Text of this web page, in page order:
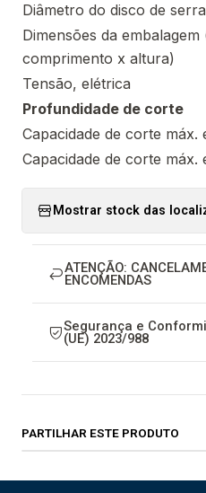
Diâmetro do disco de serra
Dimensões da
comprimento x altura)
Tensão, elétrica
Profundidade de corte
Capacidade de corte máx.
Capacidade de corte máx.
Mostrar stock das
ATENÇÃO:
ENCOMENDAS
Segurança e
(UE) 2023/988
PARTILHAR ESTE PRODUTO